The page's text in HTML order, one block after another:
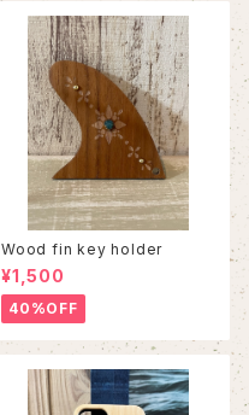
Wood fin key holder
¥1,500
40%OFF